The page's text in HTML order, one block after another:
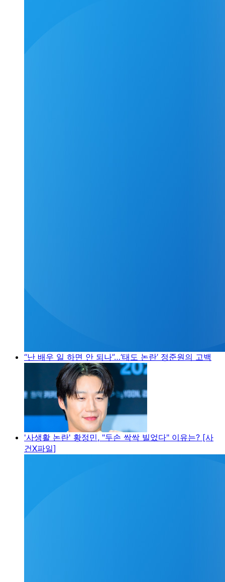
“난 배우 일 하면 안 되나”…‘태도 논란’ 정준원의 고백
'사생활 논란' 황정민, "두손 싹싹 빌었다" 이유는? [사
건X파일]